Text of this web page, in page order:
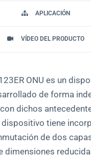
APLICACIÓN
VÍDEO DEL PRODUCTO
ONU es un
de forma
dichos
tiene
de dos
dimensiones